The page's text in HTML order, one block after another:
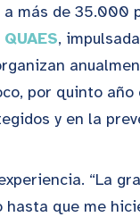
más de 35.000
,
por quinto año
y en la
“La
hasta que me